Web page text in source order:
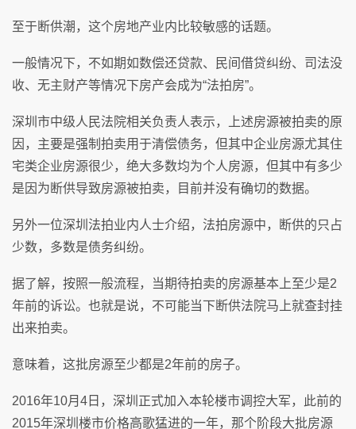
至于断供潮，这个房地产业内比较敏感的话题。
一般情况下，不如期如数偿还贷款、民间借贷纠纷、司法没
收、无主财产等情况下房产会成为“法拍房”。
深圳市中级人民法院相关负责人表示，上述房源被拍卖的原
因，主要是强制拍卖用于清偿债务，但其中企业房源尤其住
宅类企业房源很少，绝大多数均为个人房源，但其中有多少
是因为断供导致房源被拍卖，目前并没有确切的数据。
另外一位深圳法拍业内人士介绍，法拍房源中，断供的只占
少数，多数是债务纠纷。
据了解，按照一般流程，当期待拍卖的房源基本上至少是2
年前的诉讼。也就是说，不可能当下断供法院马上就查封挂
出来拍卖。
意味着，这批房源至少都是2年前的房子。
2016年10月4日，深圳正式加入本轮楼市调控大军，此前的
2015年深圳楼市价格高歌猛进的一年，那个阶段大批房源